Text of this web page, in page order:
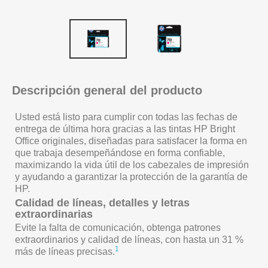
Descripción general del producto
Usted está listo para cumplir con todas las fechas de
entrega de última hora gracias a las tintas HP Bright
Office originales, diseñadas para satisfacer la forma en
que trabaja desempeñándose en forma confiable,
maximizando la vida útil de los cabezales de impresión
y ayudando a garantizar la protección de la garantía de
HP.
Calidad de líneas, detalles y letras
extraordinarias
Evite la falta de comunicación, obtenga patrones
extraordinarios y calidad de líneas, con hasta un 31 %
más de líneas precisas.1